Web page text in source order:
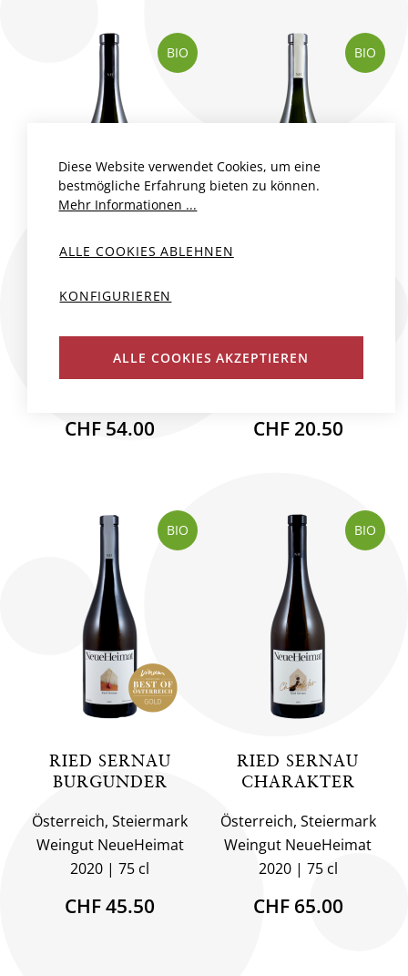
BIO
CHF 54.00
BIO
Weingut NeueHeimat
CHF 20.50
BIO
RIED SERNAU
BURGUNDER
Österreich, Steiermark
Weingut NeueHeimat
2020
75 cl
CHF 45.50
BIO
RIED SERNAU
CHARAKTER
Österreich, Steiermark
Weingut NeueHeimat
2020
75 cl
CHF 65.00
Diese Website verwendet Cookies, um eine
bestmögliche Erfahrung bieten zu können.
Mehr Informationen ...
ALLE COOKIES ABLEHNEN
KONFIGURIEREN
ALLE COOKIES AKZEPTIEREN